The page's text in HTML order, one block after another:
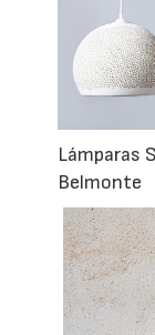
Lámparas
Belmonte